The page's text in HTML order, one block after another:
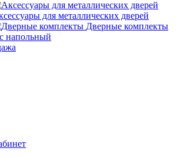
для металлических дверей
Дверные комплекты
напольный